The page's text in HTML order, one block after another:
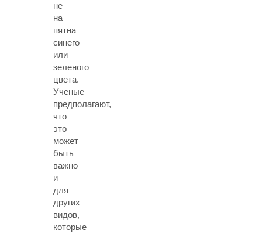
не
на
пятна
синего
или
зеленого
цвета.
Ученые
предполагают,
что
это
может
быть
важно
и
для
других
видов,
которые